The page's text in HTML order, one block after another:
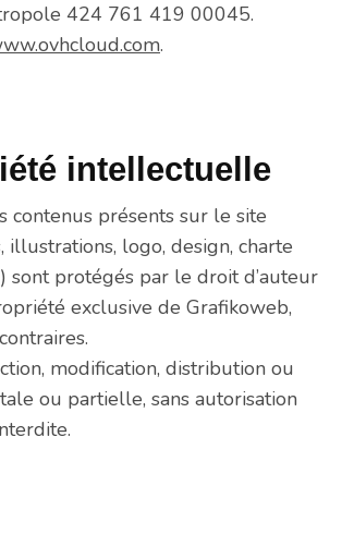
424 761 419 00045.
.
intellectuelle
contenus présents sur le site
illustrations, logo, design, charte
sont protégés par le droit d’auteur
exclusive de Grafikoweb,
modification, distribution ou
ou partielle, sans autorisation